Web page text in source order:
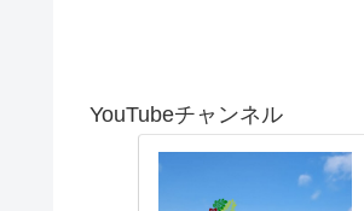
YouTubeチャンネル